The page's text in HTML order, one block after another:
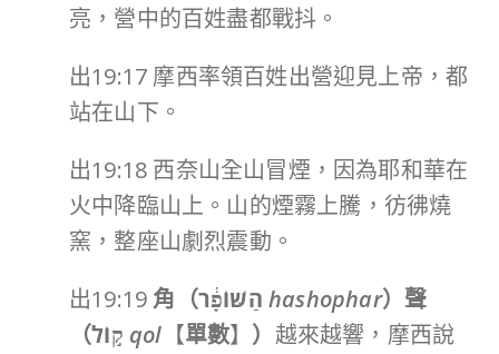
亮，營中的百姓盡都戰抖。
出19:17 摩西率領百姓出營迎見上帝，都
站在山下。
出19:18 西奈山全山冒煙，因為耶和華在
火中降臨山上。山的煙霧上騰，彷彿燒
窯，整座山劇烈震動。
出19:19角（הַשּׁוֹפָ֔ר hashophar）聲
（ק֣וֹל qol 【單數】 ） 越來越響，摩西說